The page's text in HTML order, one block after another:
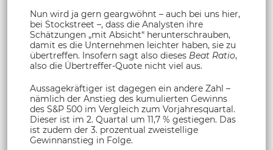
Nun wird ja gern geargwöhnt – auch bei uns hier,
bei Stockstreet –, dass die Analysten ihre
Schätzungen „mit Absicht“ herunterschrauben,
damit es die Unternehmen leichter haben, sie zu
übertreffen. Insofern sagt also dieses Beat Ratio,
also die Übertreffer-Quote nicht viel aus.
Aussagekräftiger ist dagegen ein andere Zahl –
nämlich der Anstieg des kumulierten Gewinns
des S&P 500 im Vergleich zum Vorjahresquartal.
Dieser ist im 2. Quartal um 11,7 % gestiegen. Das
ist zudem der 3. prozentual zweistellige
Gewinnanstieg in Folge.